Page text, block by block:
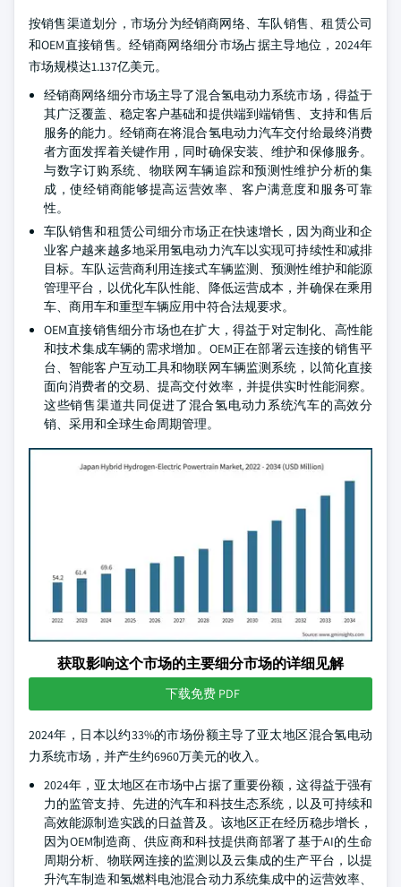
按销售渠道划分，市场分为经销商网络、车队销售、租赁公司
和OEM直接销售。经销商网络细分市场占据主导地位，2024年
市场规模达1.137亿美元。
经销商网络细分市场主导了混合氢电动力系统市场，得益于
其广泛覆盖、稳定客户基础和提供端到端销售、支持和售后
服务的能力。经销商在将混合氢电动力汽车交付给最终消费
者方面发挥着关键作用，同时确保安装、维护和保修服务。
与数字订购系统、物联网车辆追踪和预测性维护分析的集
成，使经销商能够提高运营效率、客户满意度和服务可靠
性。
车队销售和租赁公司细分市场正在快速增长，因为商业和企
业客户越来越多地采用氢电动力汽车以实现可持续性和减排
目标。车队运营商利用连接式车辆监测、预测性维护和能源
管理平台，以优化车队性能、降低运营成本，并确保在乘用
车、商用车和重型车辆应用中符合法规要求。
OEM直接销售细分市场也在扩大，得益于对定制化、高性能
和技术集成车辆的需求增加。OEM正在部署云连接的销售平
台、智能客户互动工具和物联网车辆监测系统，以简化直接
面向消费者的交易、提高交付效率，并提供实时性能洞察。
这些销售渠道共同促进了混合氢电动力系统汽车的高效分
销、采用和全球生命周期管理。
获取影响这个市场的主要细分市场的详细见解
下载免费 PDF
2024年，日本以约33%的市场份额主导了亚太地区混合氢电动
力系统市场，并产生约6960万美元的收入。
2024年，亚太地区在市场中占据了重要份额，这得益于强有
力的监管支持、先进的汽车和科技生态系统，以及可持续和
高效能源制造实践的日益普及。该地区正在经历稳步增长，
因为OEM制造商、供应商和科技提供商部署了基于AI的生命
周期分析、物联网连接的监测以及云集成的生产平台，以提
升汽车制造和氢燃料电池混合动力系统集成中的运营效率、